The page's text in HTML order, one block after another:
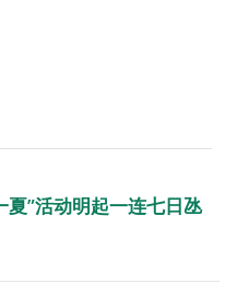
”活动明起一连七日氹